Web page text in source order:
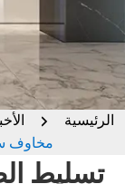
الرئيسية
مخاوف
تسليط